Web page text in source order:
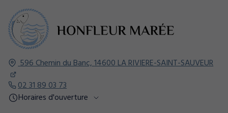
596 Chemin du Banc,14600LA RIVIERE-SAINT-SAUVEUR
02 31 89 03 73
Horaires d'ouverture